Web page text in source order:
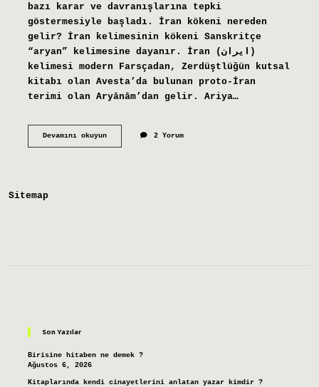
bazı karar ve davranışlarına tepki
göstermesiyle başladı. İran kökeni nereden
gelir? İran kelimesinin kökeni Sanskritçe
“aryan” kelimesine dayanır. İran (ایران)
kelimesi modern Farsçadan, Zerdüştlüğün kutsal
kitabı olan Avesta’da bulunan proto-İran
terimi olan Aryānām’dan gelir. Ariya…
Devamını okuyunİRan
2 Yorum
Sitemap
Son Yazılar
Birisine hitaben ne demek ?
Ağustos 6, 2026
Kitaplarında kendi cinayetlerini anlatan yazar kimdir ?